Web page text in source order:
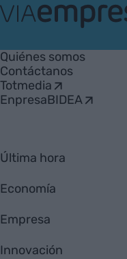
Empresa
Quiénes somos
Contáctanos
Totmedia
EnpresaBIDEA
Última hora
Economía
Empresa
Innovación